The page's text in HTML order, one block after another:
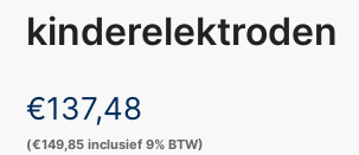
kinderelektroden
€137,48
(€149,85 inclusief 9% BTW)